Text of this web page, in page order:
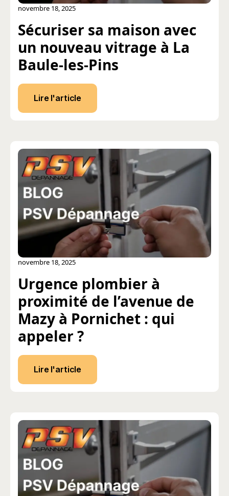
Sécuriser sa maison avec
un nouveau vitrage à La
Baule-les-Pins
novembre 18, 2025
Lire l'article
Urgence plombier à
proximité de l’avenue de
Mazy à Pornichet : qui
appeler ?
novembre 18, 2025
Lire l'article